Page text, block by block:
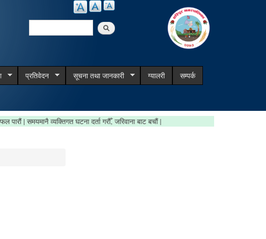
Search
प्रतिवेदन सूचना तथा जानकारी ग्यालरी
सम्पर्क
सफल पारौं | समयमानै व्यक्तिगत घटना दर्ता गरौँ, जरिवाना बाट बचौं |